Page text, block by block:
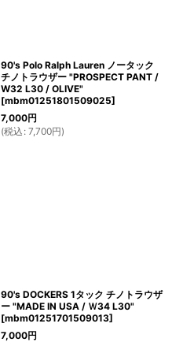
90's Polo Ralph Lauren ノータック
チノトラウザー "PROSPECT PANT /
W32 L30 / OLIVE"
[mbm01251801509025]
7,000円
(税込 : 7,700円)
90's DOCKERS 1タック チノトラウザ
ー "MADE IN USA / Ｗ34 L30"
[mbm01251701509013]
7,000円